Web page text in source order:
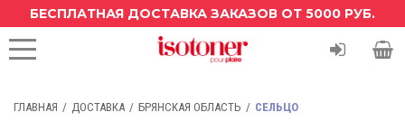
БЕСПЛАТНАЯ ДОСТАВКА ЗАКАЗОВ ОТ 5000 РУБ.
ГЛАВНАЯ ДОСТАВКА БРЯНСКАЯ ОБЛАСТЬ СЕЛЬЦО